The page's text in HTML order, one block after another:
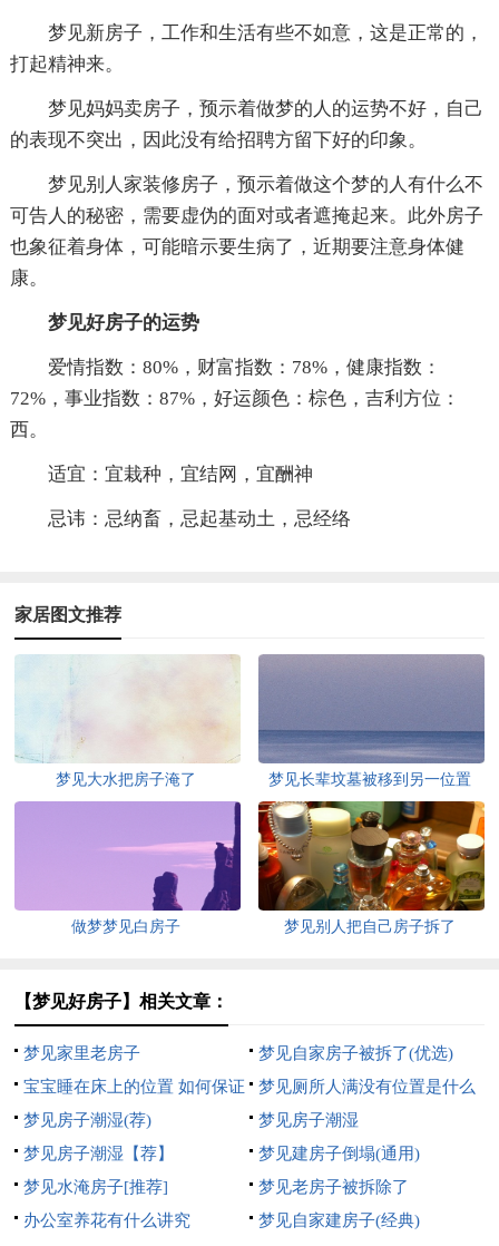
梦见新房子，工作和生活有些不如意，这是正常的，
打起精神来。
梦见妈妈卖房子，预示着做梦的人的运势不好，自己
的表现不突出，因此没有给招聘方留下好的印象。
梦见别人家装修房子，预示着做这个梦的人有什么不
可告人的秘密，需要虚伪的面对或者遮掩起来。此外房子
也象征着身体，可能暗示要生病了，近期要注意身体健
康。
梦见好房子的运势
爱情指数：80%，财富指数：78%，健康指数：
72%，事业指数：87%，好运颜色：棕色，吉利方位：
西。
适宜：宜栽种，宜结网，宜酬神
忌讳：忌纳畜，忌起基动土，忌经络
家居图文推荐
梦见大水把房子淹了 梦见长辈坟墓被移到另一位置
做梦梦见白房子 梦见别人把自己房子拆了
【梦见好房子】相关文章：
梦见家里老房子
梦见自家房子被拆了(优选)
宝宝睡在床上的位置 如何保证
宝宝安全
梦见厕所人满没有位置是什么
意思
梦见房子潮湿(荐)
梦见房子潮湿
梦见房子潮湿【荐】
梦见建房子倒塌(通用)
梦见水淹房子[推荐]
梦见老房子被拆除了
办公室养花有什么讲究
梦见自家建房子(经典)